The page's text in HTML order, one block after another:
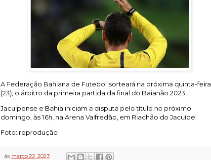
A Federação Bahiana de Futebol sorteará na próxima quinta-feira
(23), o árbitro da primeira partida da final do Baianão 2023.
Jacuipense e Bahia iniciam a disputa pelo título no próximo
domingo, às 16h, na Arena Valfredão, em Riachão do Jacuípe.
Foto: reprodução
às março 22, 2023